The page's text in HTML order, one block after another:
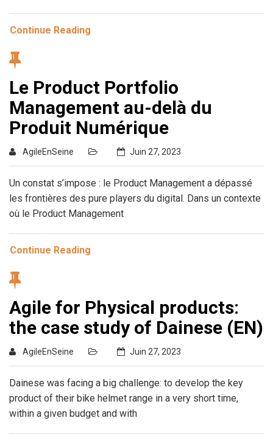
Continue Reading
Le Product Portfolio
Management au-delà du
Produit Numérique
AgileEnSeine Juin 27, 2023
Un constat s’impose : le Product Management a dépassé
les frontières des pure players du digital. Dans un contexte
où le Product Management
Continue Reading
Agile for Physical products:
the case study of Dainese (EN)
AgileEnSeine Juin 27, 2023
Dainese was facing a big challenge: to develop the key
product of their bike helmet range in a very short time,
within a given budget and with